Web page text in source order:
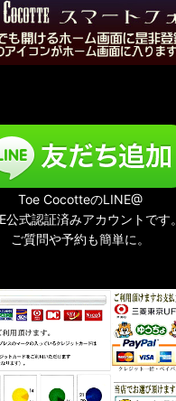
Toe CocotteのLINE@
公式認証済みアカウントです。
ご質問や予約も簡単に。